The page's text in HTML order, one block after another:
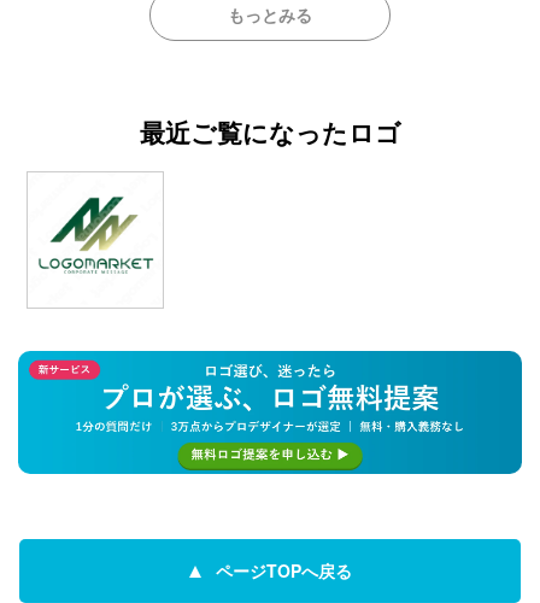
もっとみる
最近ご覧になったロゴ
ページTOPへ戻る